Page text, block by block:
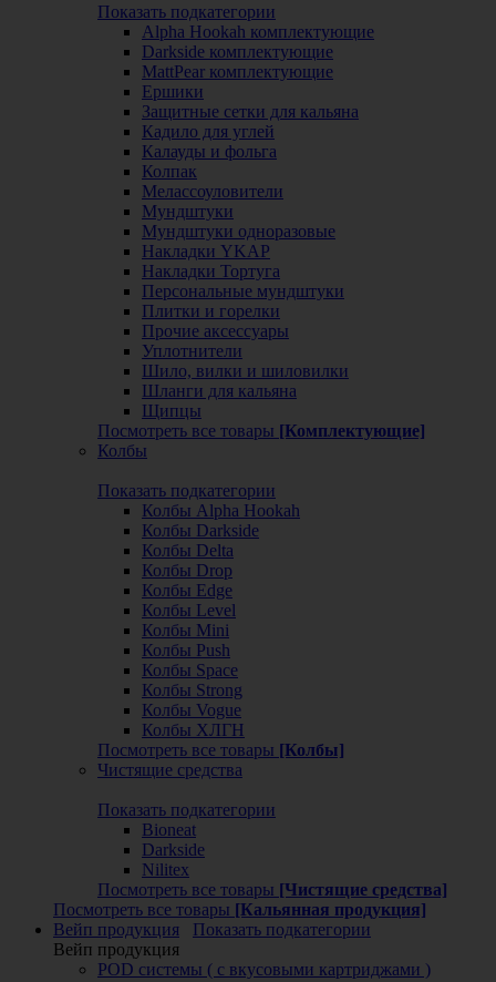
Показать подкатегории
Alpha Hookah комплектующие
Darkside комплектующие
MattPear комплектующие
Ершики
Защитные сетки для кальяна
Кадило для углей
Калауды и фольга
Колпак
Мелассоуловители
Мундштуки
Мундштуки одноразовые
Накладки YKAP
Накладки Тортуга
Персональные мундштуки
Плитки и горелки
Прочие аксессуары
Уплотнители
Шило, вилки и шиловилки
Шланги для кальяна
Щипцы
Посмотреть все товары [Комплектующие]
Колбы
Показать подкатегории
Колбы Alpha Hookah
Колбы Darkside
Колбы Delta
Колбы Drop
Колбы Edge
Колбы Level
Колбы Mini
Колбы Push
Колбы Space
Колбы Strong
Колбы Vogue
Колбы ХЛГН
Посмотреть все товары [Колбы]
Чистящие средства
Показать подкатегории
Bioneat
Darkside
Nilitex
Посмотреть все товары [Чистящие средства]
Посмотреть все товары [Кальянная продукция]
Вейп продукция
Показать подкатегории
Вейп продукция
POD системы ( с вкусовыми картриджами )